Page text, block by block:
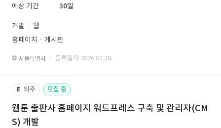
예상 기간
30일
개발
웹
홈페이지ㆍ게시판
서울특별시 · 등록일자 2026.07.28.
📔 외주 모집 중
웹툰 출판사 홈페이지 워드프레스 구축 및 관리자(CM
S) 개발